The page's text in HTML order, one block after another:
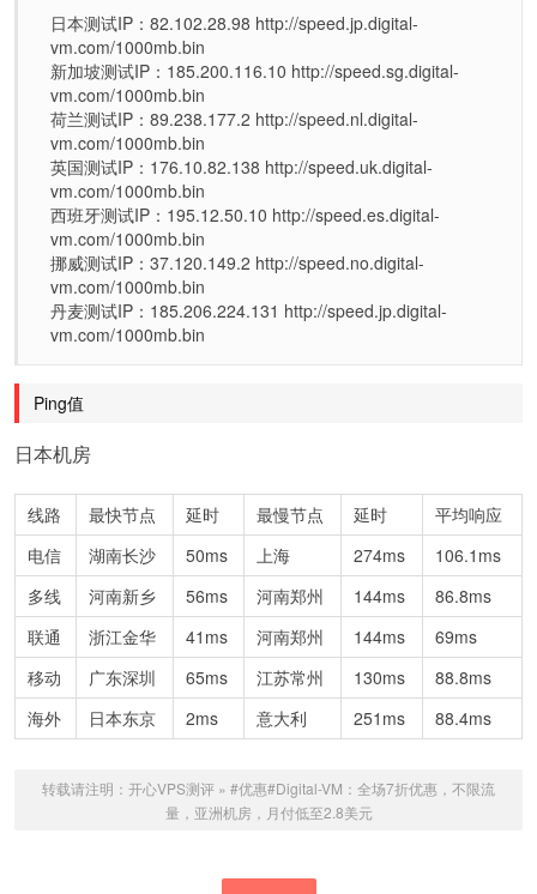
日本测试IP：82.102.28.98 http://speed.jp.digital-
vm.com/1000mb.bin
新加坡测试IP：185.200.116.10 http://speed.sg.digital-
vm.com/1000mb.bin
荷兰测试IP：89.238.177.2 http://speed.nl.digital-
vm.com/1000mb.bin
英国测试IP：176.10.82.138 http://speed.uk.digital-
vm.com/1000mb.bin
西班牙测试IP：195.12.50.10 http://speed.es.digital-
vm.com/1000mb.bin
挪威测试IP：37.120.149.2 http://speed.no.digital-
vm.com/1000mb.bin
丹麦测试IP：185.206.224.131 http://speed.jp.digital-
vm.com/1000mb.bin
Ping值
日本机房
线路 最快节点 延时 最慢节点 延时
平均响应
电信
湖南长沙 50ms 上海 274ms
106.1ms
多线
河南新乡 56ms 河南郑州 144ms
86.8ms
联通
浙江金华 41ms 河南郑州 144ms
69ms
移动
广东深圳 65ms 江苏常州 130ms
88.8ms
海外
日本东京 2ms 意大利 251ms 88.4ms
转载请注明： 开心VPS测评 » #优惠#Digital-VM：全场7折优惠，不限流
量，亚洲机房，月付低至2.8美元